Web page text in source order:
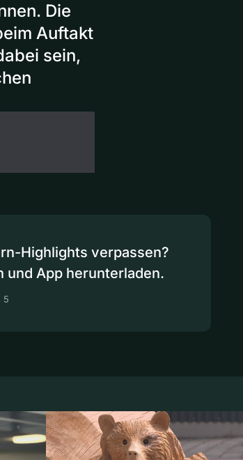
Die
Auftakt
sein,
Highlights verpassen?
und App herunterladen.
5